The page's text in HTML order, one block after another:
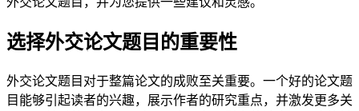
选择外交论文题目的重要性
外交论文题目对于整篇论文的成败至关重要。一个好的论文题
目能够引起读者的兴趣，展示作者的研究重点，并激发更多关